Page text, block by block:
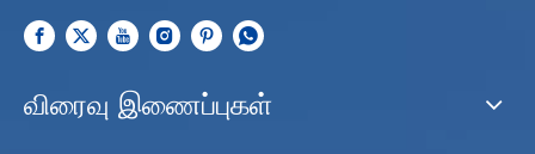
விரைவு இணைப்புகள்